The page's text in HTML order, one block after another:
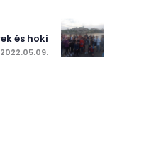
és hoki
2022.05.09.